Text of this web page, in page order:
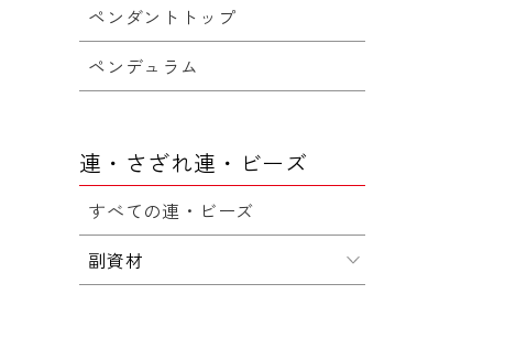
ペンダントトップ
ペンデュラム
連・さざれ連・ビーズ
すべての連・ビーズ
副資材